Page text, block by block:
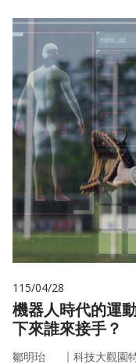
115/04/28
機器人時代的運
下來誰來接手？
鄒明珆 ｜ 科技大觀園